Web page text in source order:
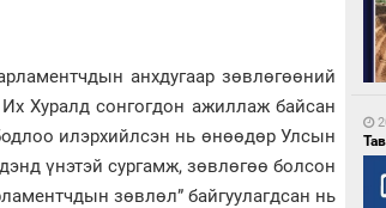
анхдугаар зөвлөгөөний
Хуралд сонгогдон ажиллаж байсан
илэрхийлсэн нь өнөөдөр Улсын
үнэтэй сургамж, зөвлөгөө болсон
зөвлөл” байгуулагдсан нь